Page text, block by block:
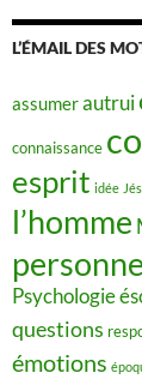
L’ÉMAIL DES
assumerautrui
connaissance
esprit idée
l’homme
personne
Psychologie
questions
émotions